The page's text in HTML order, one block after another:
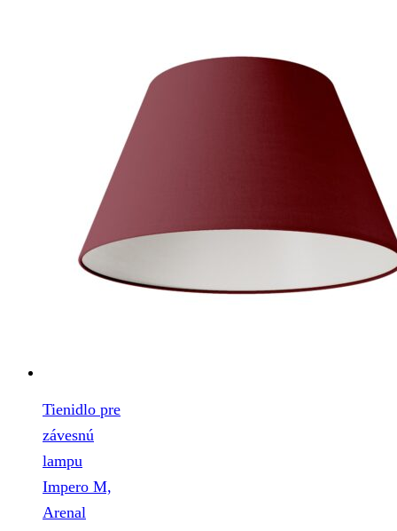
Tienidlo pre
závesnú
lampu
Impero M,
Arenal